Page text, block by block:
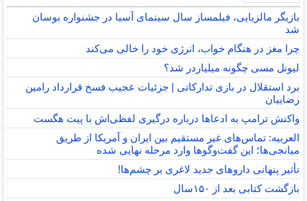
بازیگر مالزیایی، فیلمساز سال سینمای آسیا در جشنواره بوسان
شد
چرا مغز در هنگام خواب، انرژی خود را خالی می‌کند
لیونل مسی چگونه میلیاردر شد؟
برد استقلال در بازی تدارکاتی | جزئیات عجیب فسخ قرارداد رامین
رضاییان
واکنش ترامپ به ادعاها درباره درگیری لفظی‌اش با پیت هگست
العربیه: تماس‌های غیر مستقیم بین ایران و آمریکا از طریق
میانجی‌ها؛ این گفت‌و‌گو‌ها وارد مرحله نهایی شده
تأثیر پنهانی داروهای جدید لاغری بر چشم‌ها!
بازگشت کتابی بعد از ۱۵۰سال